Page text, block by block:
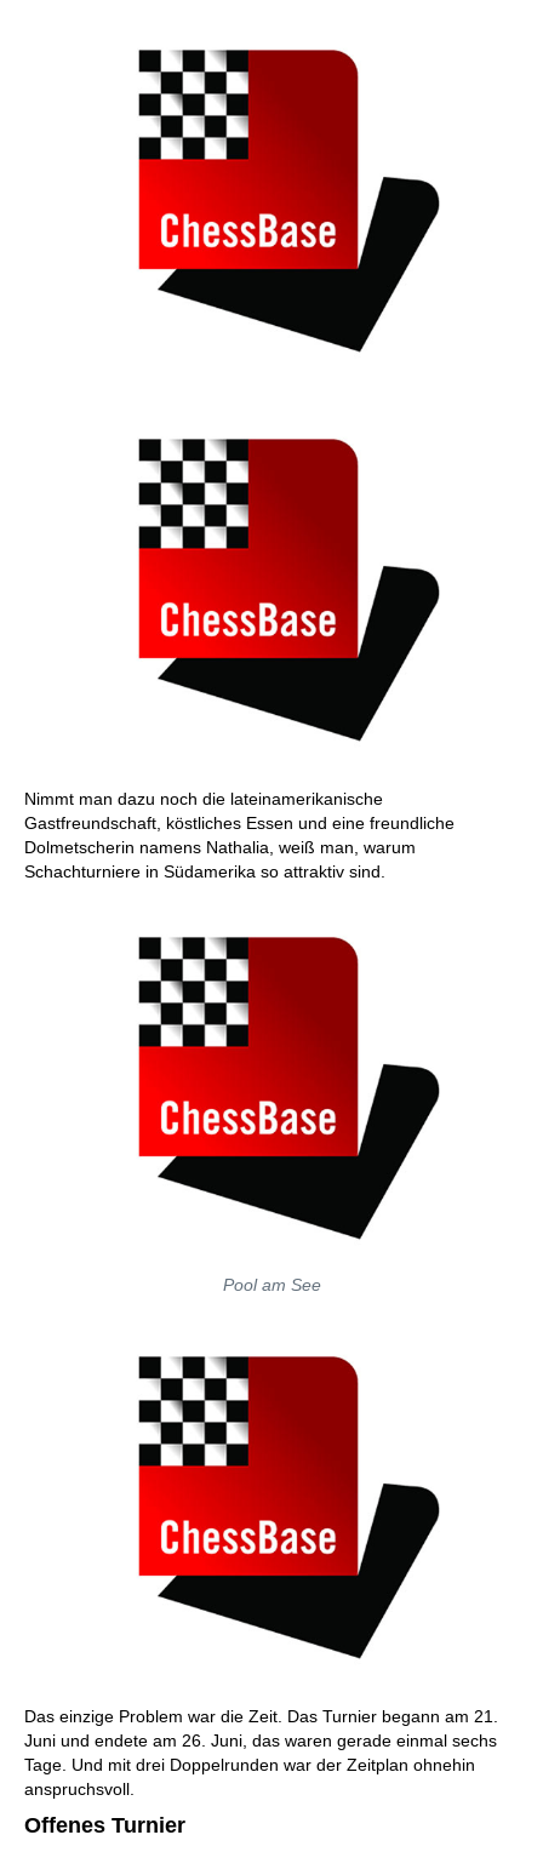
Nimmt man dazu noch die lateinamerikanische
Gastfreundschaft, köstliches Essen und eine freundliche
Dolmetscherin namens Nathalia, weiß man, warum
Schachturniere in Südamerika so attraktiv sind.
Pool am See
Das einzige Problem war die Zeit. Das Turnier begann am 21.
Juni und endete am 26. Juni, das waren gerade einmal sechs
Tage. Und mit drei Doppelrunden war der Zeitplan ohnehin
anspruchsvoll.
Offenes Turnier